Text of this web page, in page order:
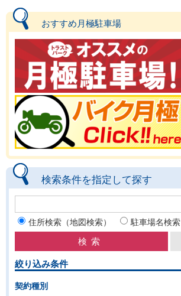
おすすめ月極駐車場
検索条件を指定して探す
住所検索（地図検索） 駐車場名検索
絞り込み条件
契約種別